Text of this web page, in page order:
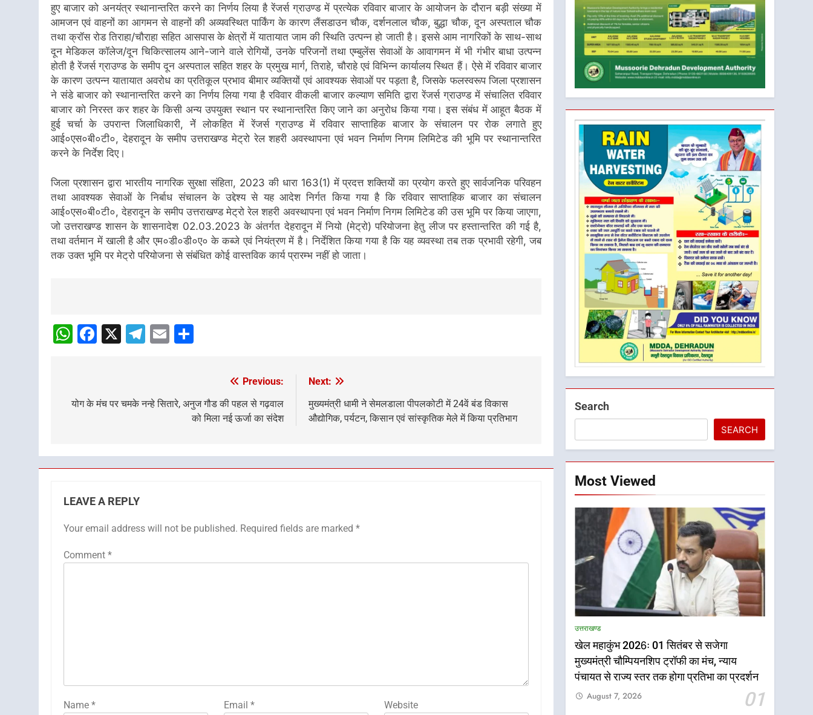
हुए बाजार को अनयंत्र स्थानान्तरित करने का निर्णय लिया है रेंजर्स ग्राउण्ड में प्रत्येक रविवार बाजार के आयोजन के दौरान बड़ी संख्या में
आमजन एवं वाहनों का आगमन से वाहनों की अव्यवस्थित पार्किंग के कारण लैंसडाउन चौक, दर्शनलाल चौक, बुद्धा चौक, दून अस्पताल चौक
तथा क्रॉस रोड तिराहा/चौराहा सहित आसपास के क्षेत्रों में यातायात जाम की स्थिति उत्पन्न हो जाती है। इससे आम नागरिकों के साथ-साथ
दून मेडिकल कॉलेज/दून चिकित्सालय आने-जाने वाले रोगियों, उनके परिजनों तथा एम्बुलेंस सेवाओं के आवागमन में भी गंभीर बाधा उत्पन्न
होती है रेंजर्स ग्राउण्ड के समीप दून अस्पताल सहित शहर के प्रमुख मार्ग, तिराहे, चौराहे एवं विभिन्न कार्यालय स्थित हैं। ऐसे में रविवार बाजार
के कारण उत्पन्न यातायात अवरोध का प्रतिकूल प्रभाव बीमार व्यक्तियों एवं आवश्यक सेवाओं पर पड़ता है, जिसके फलस्वरूप जिला प्रशासन
ने संडे बाजार को स्थानान्तरित करने का निर्णय लिया गया है रविवार वीकली बाजार कल्याण समिति द्वारा रेंजर्स ग्राउण्ड में संचालित रविवार
बाजार को निरस्त कर शहर के किसी अन्य उपयुक्त स्थान पर स्थानान्तरित किए जाने का अनुरोध किया गया। इस संबंध में आहूत बैठक में
हुई चर्चा के उपरान्त जिलाधिकारी, नेें लोकहित में रेंजर्स ग्राउण्ड में रविवार साप्ताहिक बाजार के संचालन पर रोक लगाते हुए
आई०एस०बी०टी०, देहरादून के समीप उत्तराखण्ड मेट्रो रेल शहरी अवस्थापना एवं भवन निर्माण निगम लिमिटेड की भूमि पर स्थानान्तरित
करने के निर्देश दिए।
जिला प्रशासन द्वारा भारतीय नागरिक सुरक्षा संहिता, 2023 की धारा 163(1) में प्रदत्त शक्तियों का प्रयोग करते हुए सार्वजनिक परिवहन
तथा आवश्यक सेवाओं के निर्बाध संचालन के उद्देश्य से यह आदेश निर्गत किया गया है कि रविवार साप्ताहिक बाजार का संचालन
आई०एस०बी०टी०, देहरादून के समीप उत्तराखण्ड मेट्रो रेल शहरी अवस्थापना एवं भवन निर्माण निगम लिमिटेड की उस भूमि पर किया जाएगा,
जो उत्तराखण्ड शासन के शासनादेश 02.03.2023 के अंतर्गत देहरादून में नियो (मेट्रो) परियोजना हेतु लीज पर हस्तान्तरित की गई है,
तथा वर्तमान में खाली है और एम०डी०डी०ए० के कब्जे एवं नियंत्रण में है। निर्देशित किया गया है कि यह व्यवस्था तब तक प्रभावी रहेगी, जब
तक उक्त भूमि पर मेट्रो परियोजना से संबंधित कोई वास्तविक कार्य प्रारम्भ नहीं हो जाता।
navigation
WhatsApp
Facebook
X Telegram
Email
navigation
Previous:
योग के मंच पर चमके नन्हे सितारे, अनुज गौड की पहल से गढ़वाल
को मिला नई ऊर्जा का संदेश
Next:
मुख्यमंत्री धामी ने सेमलडाला पीपलकोटी में 24वें बंड विकास
औद्योगिक, पर्यटन, किसान एवं सांस्कृतिक मेले में किया प्रतिभाग
LEAVE A REPLY
Your email address will not be published. Required fields are marked *
Comment *
Name * Email* Website
Search
SEARCH
Most Viewed
उत्तराखण्ड
खेल महाकुंभ 2026ः 01 सितंबर से सजेगा
मुख्यमंत्री चौम्पियनशिप ट्रॉफी का मंच, न्याय
पंचायत से राज्य स्तर तक होगा प्रतिभा का प्रदर्शन
01
August 7, 2026